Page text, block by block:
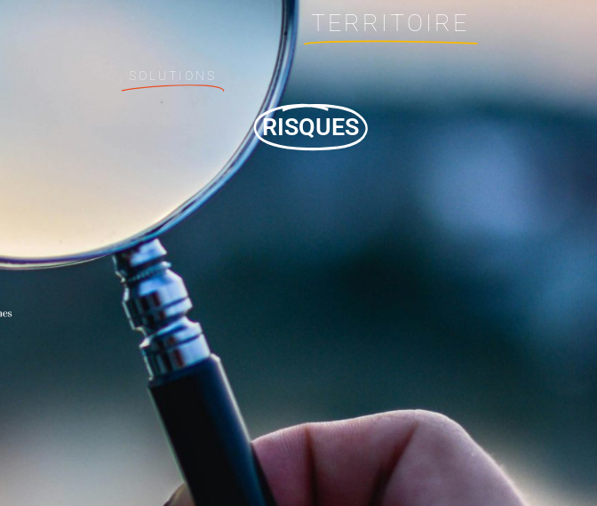
TERRITOIRE
SOLUTIONS
RISQUES